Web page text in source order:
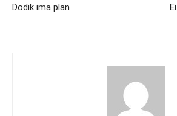
Dodik ima plan